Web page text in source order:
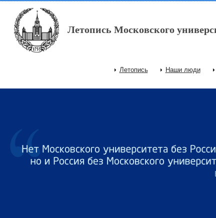
Перейти к основному содержанию
Летопись Московского
Главное меню
Летопись Наши люди